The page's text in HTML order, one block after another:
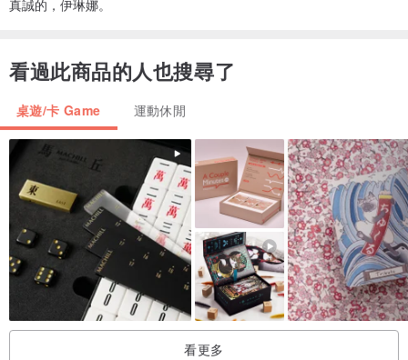
真誠的，伊琳娜。
看過此商品的人也搜尋了
桌遊/卡 Game 運動休閒
看更多